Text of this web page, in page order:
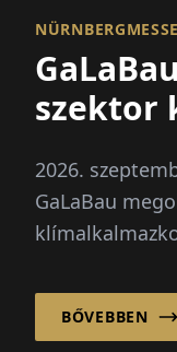
szektor
2026.
GaLaBau
jövőbeli tér a
intelligencia
BŐVEBBEN